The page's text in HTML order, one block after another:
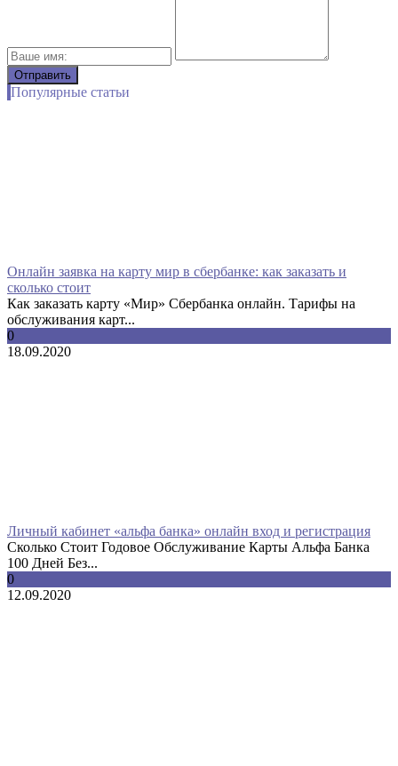
Популярные статьи
Онлайн заявка на карту мир в сбербанке: как заказать и
сколько стоит
Как заказать карту «Мир» Сбербанка онлайн. Тарифы на
обслуживания карт...
0
18.09.2020
Личный кабинет «альфа банка» онлайн вход и регистрация
Сколько Стоит Годовое Обслуживание Карты Альфа Банка
100 Дней Без...
0
12.09.2020